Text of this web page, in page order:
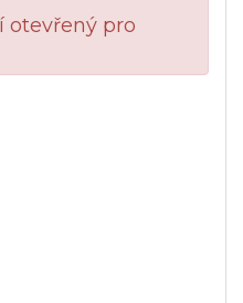
otevřený pro